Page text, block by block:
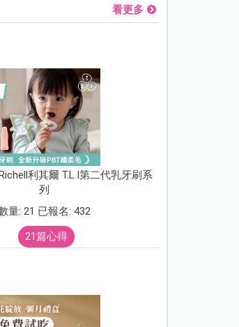
看更多
利其爾 T.L.I第二代乳牙刷系
列
量: 21 已報名: 432
21篇心得